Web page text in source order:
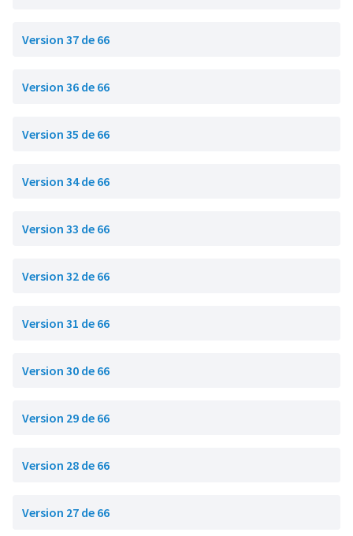
Version 37 de 66
Version 36 de 66
Version 35 de 66
Version 34 de 66
Version 33 de 66
Version 32 de 66
Version 31 de 66
Version 30 de 66
Version 29 de 66
Version 28 de 66
Version 27 de 66